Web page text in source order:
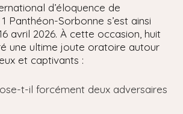
d’éloquence de
1 Panthéon-Sorbonne s’est ainsi
avril 2026. À cette occasion, huit
une ultime joute oratoire autour
et captivants :
t-il forcément deux adversaires